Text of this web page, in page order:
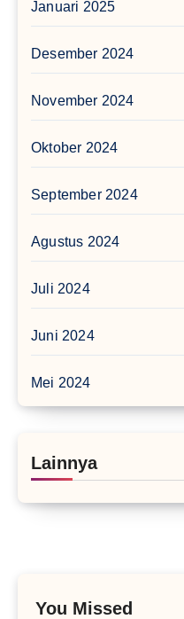
Januari 2025
Desember 2024
November 2024
Oktober 2024
September 2024
Agustus 2024
Juli 2024
Juni 2024
Mei 2024
Lainnya
You Missed